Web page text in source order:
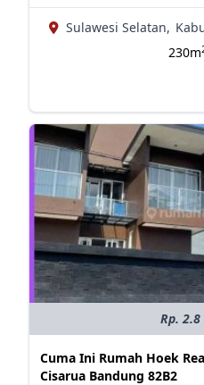
Sulawesi Selatan,
230m
Rp.
Cuma Ini Rumah Hoek
Cisarua Bandung 82B2